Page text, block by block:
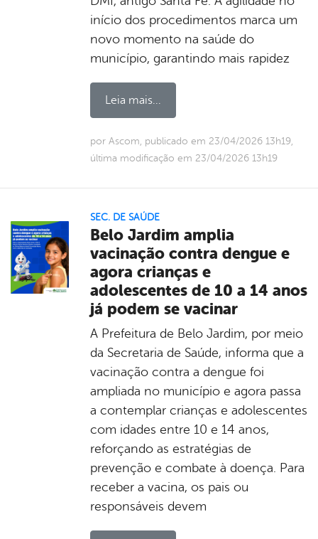
início dos procedimentos marca um
novo momento na saúde do
município, garantindo mais rapidez
Leia mais...
por Ascom, publicado em 23/04/2026 13h19,
última modificação em 23/04/2026 13h19
SEC. DE SAÚDE
Belo Jardim amplia
vacinação contra dengue e
agora crianças e
adolescentes de 10 a 14 anos
já podem se vacinar
A Prefeitura de Belo Jardim, por meio
da Secretaria de Saúde, informa que a
vacinação contra a dengue foi
ampliada no município e agora passa
a contemplar crianças e adolescentes
com idades entre 10 e 14 anos,
reforçando as estratégias de
prevenção e combate à doença. Para
receber a vacina, os pais ou
responsáveis devem